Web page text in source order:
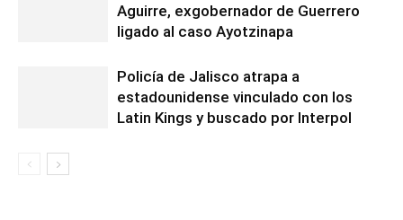
Aguirre, exgobernador de Guerrero
ligado al caso Ayotzinapa
Policía de Jalisco atrapa a
estadounidense vinculado con los
Latin Kings y buscado por Interpol